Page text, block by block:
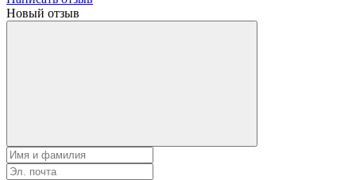
Новый отзыв